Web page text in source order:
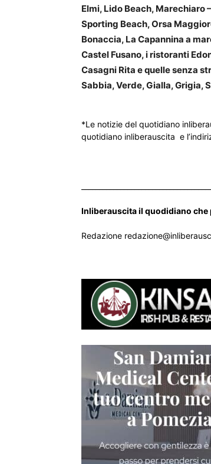
Elmi, Lido Beach, Marechiaro
Sporting Beach, Orsa
Bonaccia, La Capannina a
Castel Fusano, i ristoranti
Casagni Rita e quelle senza
Sabbia, Verde, Gialla, Grigia,
*Le notizie del quotidiano
quotidiano inliberauscita e
Inliberauscita il quodidiano
Redazione